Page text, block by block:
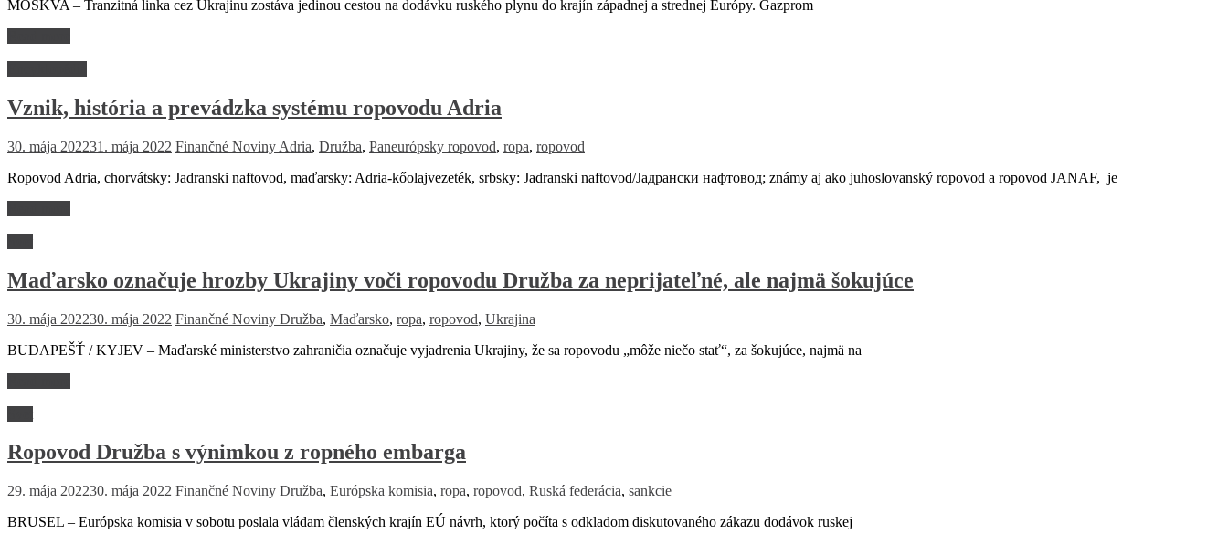
MOSKVA – Tranzitná linka cez Ukrajinu zostáva jedinou cestou na dodávku ruského plynu do krajín západnej a strednej Európy. Gazprom
Vznik, história a prevádzka systému ropovodu Adria
30. mája 202231. mája 2022 Finančné Noviny Adria, Družba, Paneurópsky ropovod, ropa, ropovod
Ropovod Adria, chorvátsky: Jadranski naftovod, maďarsky: Adria-kőolajvezeték, srbsky: Jadranski naftovod/Јадрански нафтовод; známy aj ako juhoslovanský ropovod a ropovod JANAF, je
Maďarsko označuje hrozby Ukrajiny voči ropovodu Družba za neprijateľné, ale najmä šokujúce
30. mája 202230. mája 2022 Finančné Noviny Družba, Maďarsko, ropa, ropovod, Ukrajina
BUDAPEŠŤ / KYJEV – Maďarské ministerstvo zahraničia označuje vyjadrenia Ukrajiny, že sa ropovodu „môže niečo stať“, za šokujúce, najmä na
Ropovod Družba s výnimkou z ropného embarga
29. mája 202230. mája 2022 Finančné Noviny Družba, Európska komisia, ropa, ropovod, Ruská federácia, sankcie
BRUSEL – Európska komisia v sobotu poslala vládam členských krajín EÚ návrh, ktorý počíta s odkladom diskutovaného zákazu dodávok ruskej